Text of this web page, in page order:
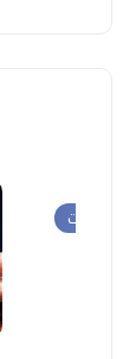
وحوارات